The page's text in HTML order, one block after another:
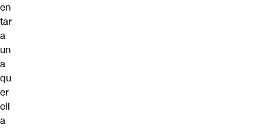
en
tar
a
un
a
qu
er
ell
a